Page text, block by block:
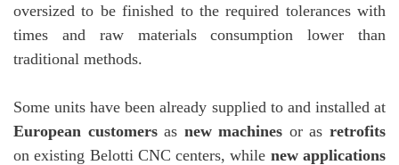
oversized to be finished to the required tolerances with
times and raw materials consumption lower than
traditional methods.
Some units have been already supplied to and installed at
European customersas new machines or asretrofits
on existing Belotti CNC centers, while new applications